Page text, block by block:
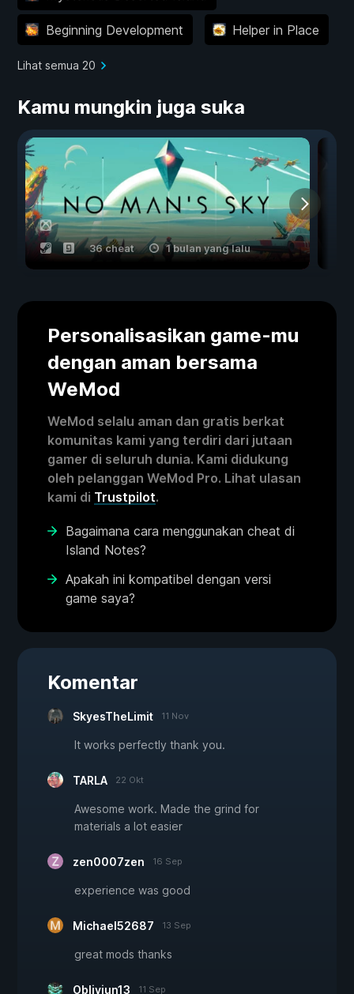
Beginning Development Helper in Place
Lihat semua 20
Kamu mungkin juga suka
36 cheat 1 bulan yang lalu
Personalisasikan game-mu
dengan aman bersama
WeMod
WeMod selalu aman dan gratis berkat
komunitas kami yang terdiri dari jutaan
gamer di seluruh dunia. Kami didukung
oleh pelanggan WeMod Pro. Lihat ulasan
kami di Trustpilot.
Bagaimana cara menggunakan cheat di
Island Notes?
Apakah ini kompatibel dengan versi
game saya?
Komentar
SkyesTheLimit 11 Nov
It works perfectly thank you.
TARLA 22 Okt
Awesome work. Made the grind for
materials a lot easier
zen0007zen 16 Sep
experience was good
Michael52687 13 Sep
great mods thanks
Obliviun13 11 Sep